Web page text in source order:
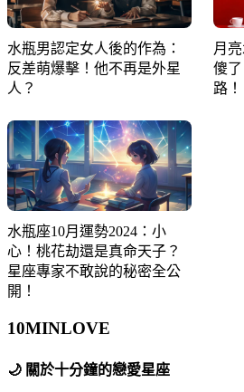
水瓶男認定女人後的作為：
反差萌爆擊！他不再是外星
人？
月
傻
路！
水瓶座10月運勢2024：小
心！桃花劫還是真命天子？
星座專家不敢說的秘密全公
開！
10MINLOVE
🌙 關於十分鐘的戀愛星座